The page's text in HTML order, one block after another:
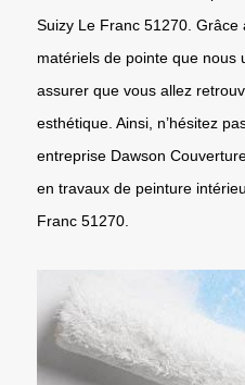
Suizy Le Franc 51270.
matériels de pointe que nous
assurer que vous allez
esthétique. Ainsi, n’hésitez
entreprise Dawson
en travaux de peinture
Franc 51270.